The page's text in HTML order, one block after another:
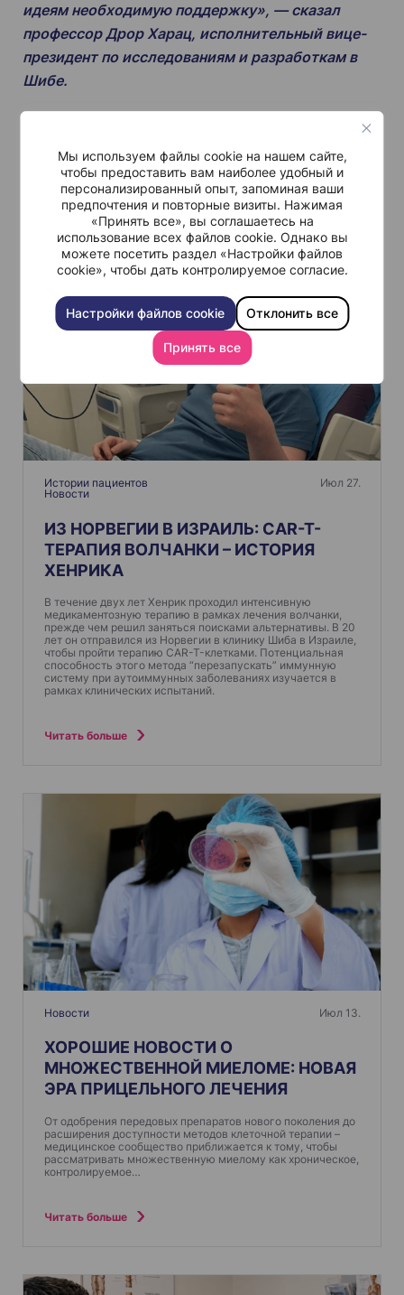
Мы используем файлы cookie на нашем сайте,
чтобы предоставить вам наиболее удобный и
персонализированный опыт, запоминая ваши
предпочтения и повторные визиты. Нажимая
«Принять все», вы соглашаетесь на
использование всех файлов cookie. Однако вы
можете посетить раздел «Настройки файлов
cookie», чтобы дать контролируемое согласие.
Настройки файлов cookie Отклонить все
Принять все
идеям необходимую поддержку», — сказал
профессор Дрор Харац, исполнительный вице-
президент по исследованиям и разработкам в
Шибе.
п
о
з
а
Похожие
Истории пациентов
Новости
Июл 27.
ИЗ НОРВЕГИИ В ИЗРАИЛЬ: CAR-T-
ТЕРАПИЯ ВОЛЧАНКИ – ИСТОРИЯ
ХЕНРИКА
В течение двух лет Хенрик проходил интенсивную
медикаментозную терапию в рамках лечения волчанки,
прежде чем решил заняться поисками альтернативы. В 20
лет он отправился из Норвегии в клинику Шиба в Израиле,
чтобы пройти терапию CAR-T-клетками. Потенциальная
способность этого метода “перезапускать” иммунную
систему при аутоиммунных заболеваниях изучается в
рамках клинических испытаний.
Читать больше
Новости Июл 13.
ХОРОШИЕ НОВОСТИ О
МНОЖЕСТВЕННОЙ МИЕЛОМЕ: НОВАЯ
ЭРА ПРИЦЕЛЬНОГО ЛЕЧЕНИЯ
От одобрения передовых препаратов нового поколения до
расширения доступности методов клеточной терапии –
медицинское сообщество приближается к тому, чтобы
рассматривать множественную миелому как хроническое,
контролируемое…
Читать больше